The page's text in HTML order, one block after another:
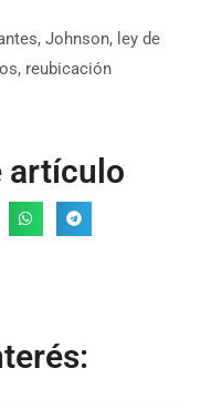
, Johnson, ley de
, reubicación
artículo